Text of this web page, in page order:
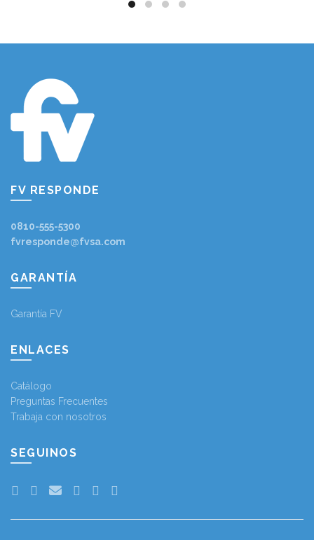
FV RESPONDE
0810-555-5300
fvresponde@fvsa.com
GARANTÍA
Garantía FV
ENLACES
Catálogo
Preguntas Frecuentes
Trabaja con nosotros
SEGUINOS